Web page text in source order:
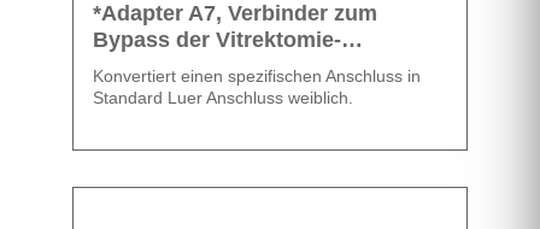
*Adapter A7, Verbinder zum
Bypass der Vitrektomie-
Druckleitung
Konvertiert einen spezifischen Anschluss in
Standard Luer Anschluss weiblich.
Datenblatt